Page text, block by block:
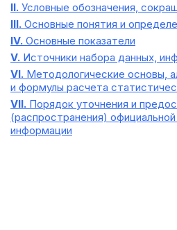
II. Условные обозначения,
III. Основные понятия и
IV. Основные показатели
V. Источники набора данных,
VI. Методологические основы,
и формулы расчета
VII. Порядок уточнения и
(распространения)
информации